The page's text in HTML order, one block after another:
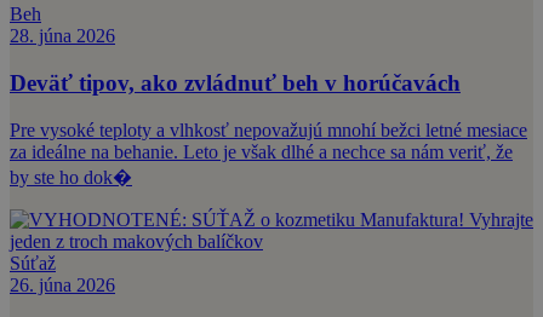
Beh
28. júna 2026
Deväť tipov, ako zvládnuť beh v horúčavách
Pre vysoké teploty a vlhkosť nepovažujú mnohí bežci letné mesiace
za ideálne na behanie. Leto je však dlhé a nechce sa nám veriť, že
by ste ho dok�
Súťaž
26. júna 2026